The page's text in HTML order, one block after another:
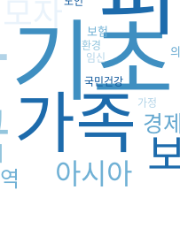
기초
가족
아시아
경
보험
가정
국민건강
환경
임신